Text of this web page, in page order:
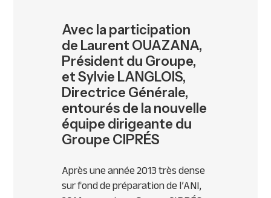
Avec la participation
de Laurent OUAZANA,
Président du Groupe,
et Sylvie LANGLOIS,
Directrice Générale,
entourés de la nouvelle
équipe dirigeante du
Groupe CIPRÉS
Après une année 2013 très dense
sur fond de préparation de l’ANI,